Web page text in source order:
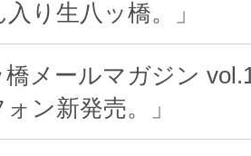
り生八ッ橋。」
橋メールマガジン
ン新発売。」